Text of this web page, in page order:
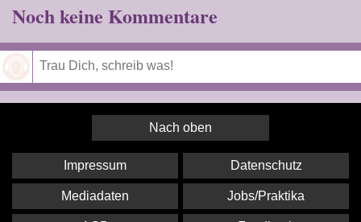
Noch keine Kommentare
Nach oben
Impressum Datenschutz
Mediadaten Jobs/Praktika